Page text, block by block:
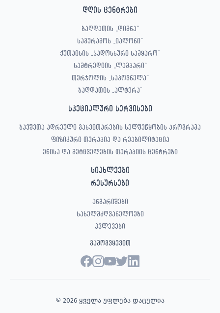
დღის ცენტრები
ბაღდათის „დიმნა“
საგურამოს „იალონი“
ქუთაისის „ჯადოსნური სამყარო“
სამტრედიის „ლამპარი“
თერჯოლის „საპოვნელა“
ბაღდათის „ალტერა“
სპეციალური სერვისები
ბავშვთა ადრეული განვითარების ხელშეწყობის პროგრამა
ფიზიკური თერაპია და რეაბილიტაცია
ენისა და მეტყველების თერაპიის ცენტრები
სიახლეები
რესურსები
ანგარიშები
სახელმძღვანელოები
კვლევები
გამოგვყევით
© 2026 ყველა უფლება დაცულია